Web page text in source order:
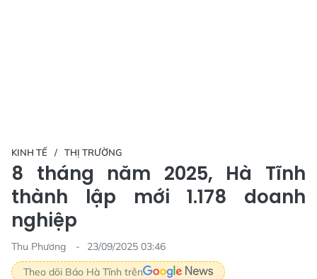
KINH TẾ THỊ TRƯỜNG
8 tháng năm 2025, Hà Tĩnh
thành lập mới 1.178 doanh
nghiệp
Thu Phương
23/09/2025 03:46
Theo dõi Báo Hà Tĩnh trên